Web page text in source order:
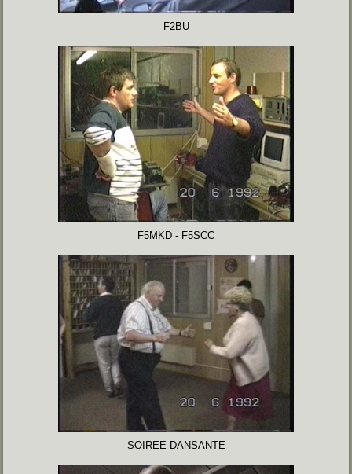
F2BU
F5MKD - F5SCC
SOIREE DANSANTE